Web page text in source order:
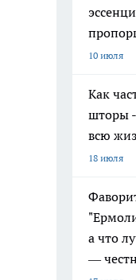
10 июля
Как
шторы
всю
18 июля
а что
—